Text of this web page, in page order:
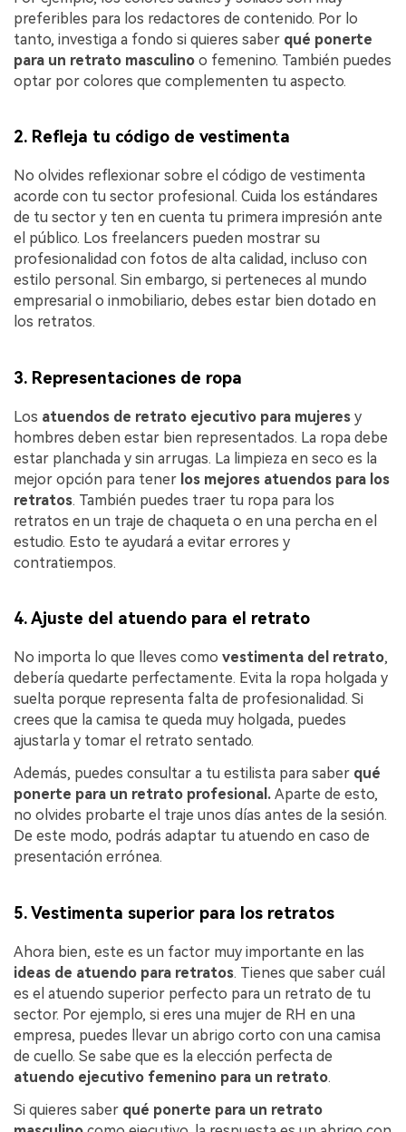
preferibles para los redactores de contenido. Por lo
tanto, investiga a fondo si quieres saber qué ponerte
para un retrato masculino o femenino. También puedes
optar por colores que complementen tu aspecto.
2. Refleja tu código de vestimenta
No olvides reflexionar sobre el código de vestimenta
acorde con tu sector profesional. Cuida los estándares
de tu sector y ten en cuenta tu primera impresión ante
el público. Los freelancers pueden mostrar su
profesionalidad con fotos de alta calidad, incluso con
estilo personal. Sin embargo, si perteneces al mundo
empresarial o inmobiliario, debes estar bien dotado en
los retratos.
3. Representaciones de ropa
Los atuendos de retrato ejecutivo para mujeres y
hombres deben estar bien representados. La ropa debe
estar planchada y sin arrugas. La limpieza en seco es la
mejor opción para tener los mejores atuendos para los
retratos. También puedes traer tu ropa para los
retratos en un traje de chaqueta o en una percha en el
estudio. Esto te ayudará a evitar errores y
contratiempos.
4. Ajuste del atuendo para el retrato
No importa lo que lleves como vestimenta del retrato,
debería quedarte perfectamente. Evita la ropa holgada y
suelta porque representa falta de profesionalidad. Si
crees que la camisa te queda muy holgada, puedes
ajustarla y tomar el retrato sentado.
Además, puedes consultar a tu estilista para saber qué
ponerte para un retrato profesional. Aparte de esto,
no olvides probarte el traje unos días antes de la sesión.
De este modo, podrás adaptar tu atuendo en caso de
presentación errónea.
5. Vestimenta superior para los retratos
Ahora bien, este es un factor muy importante en las
ideas de atuendo para retratos. Tienes que saber cuál
es el atuendo superior perfecto para un retrato de tu
sector. Por ejemplo, si eres una mujer de RH en una
empresa, puedes llevar un abrigo corto con una camisa
de cuello. Se sabe que es la elección perfecta de
atuendo ejecutivo femenino para un retrato.
Si quieres saber qué ponerte para un retrato